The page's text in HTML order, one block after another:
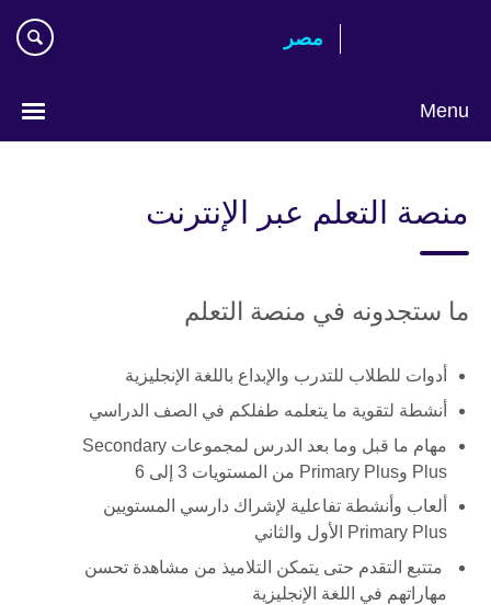
مصر‎
Menu
منصة التعلم عبر الإنترنت
ما ستجدونه في منصة التعلم
أدوات للطلاب للتدرب والإبداع باللغة الإنجليزية
أنشطة لتقوية ما يتعلمه طفلكم في الصف الدراسي
مهام ما قبل وما بعد الدرس لمجموعات Secondary
Plus وPrimary Plus من المستويات 3 إلى 6
ألعاب وأنشطة تفاعلية لإشراك دارسي المستويين
Primary Plus الأول والثاني
متتبع التقدم حتى يتمكن التلاميذ من مشاهدة تحسن
مهاراتهم في اللغة الإنجليزية